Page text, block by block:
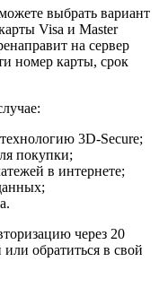
выбрать вариант
Visa и Master
на сервер
номер карты, срок
3D-Secure;
покупки;
в интернете;
через 20
обратиться в свой